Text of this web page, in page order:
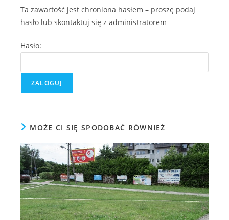
Ta zawartość jest chroniona hasłem – proszę podaj
hasło lub skontaktuj się z administratorem
Hasło:
MOŻE CI SIĘ SPODOBAĆ RÓWNIEŻ